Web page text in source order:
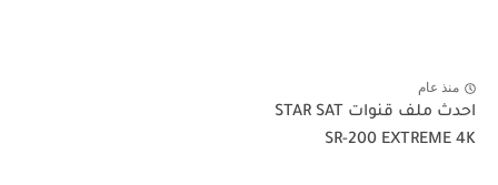
منذ عام
احدث ملف قنوات STAR SAT
SR-200 EXTREME 4K‏